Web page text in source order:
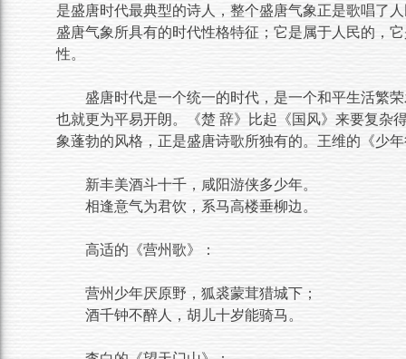
是盛唐时代最典型的诗人，整个盛唐气象正是歌唱了
盛唐气象所具有的时代性格特征；它是属于人民的，
性。
盛唐时代是一个统一的时代，是一个和平生活繁
也就更为平易开朗。《楚 辞》比起《国风》来要复杂
象蓬勃的风格，正是盛唐诗歌所独有的。王维的《少
新丰美酒斗十千，咸阳游侠多少年。
相逢意气为君饮，系马高楼垂柳边。
高适的《营州歌》：
营州少年厌原野，狐裘蒙茸猎城下；
酒千钟不醉人，胡儿十岁能骑马。